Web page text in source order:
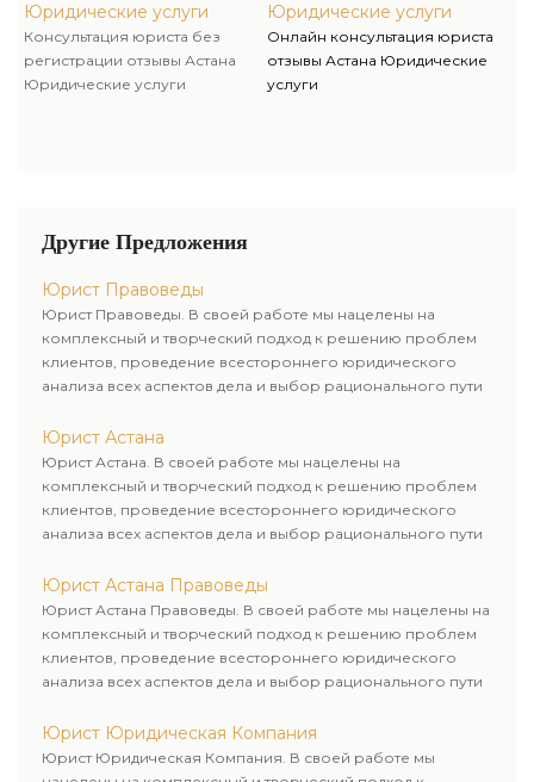
Юридические услуги
Консультация юриста без
регистрации отзывы Астана
Юридические услуги
Юридические услуги
Онлайн консультация юриста
отзывы Астана Юридические
услуги
Другие Предложения
Юрист Правоведы
Юрист Правоведы. В своей работе мы нацелены на
комплексный и творческий подход к решению проблем
клиентов, проведение всестороннего юридического
анализа всех аспектов дела и выбор рационального пути
Юрист Астана
Юрист Астана. В своей работе мы нацелены на
комплексный и творческий подход к решению проблем
клиентов, проведение всестороннего юридического
анализа всех аспектов дела и выбор рационального пути
Юрист Астана Правоведы
Юрист Астана Правоведы. В своей работе мы нацелены на
комплексный и творческий подход к решению проблем
клиентов, проведение всестороннего юридического
анализа всех аспектов дела и выбор рационального пути
Юрист Юридическая Компания
Юрист Юридическая Компания. В своей работе мы